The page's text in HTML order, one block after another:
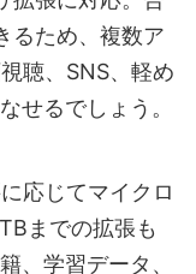
充電器
Cケーブル、説明
るため、複数ア
聴、SNS、軽め
せるでしょう。
応じてマイクロ
までの拡張も
、学習データ、